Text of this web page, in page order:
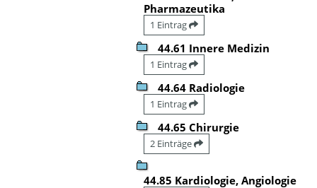
Pharmazeutika
1 Eintrag
44.61 Innere Medizin
1 Eintrag
44.64 Radiologie
1 Eintrag
44.65 Chirurgie
2 Einträge
44.85 Kardiologie, Angiologie